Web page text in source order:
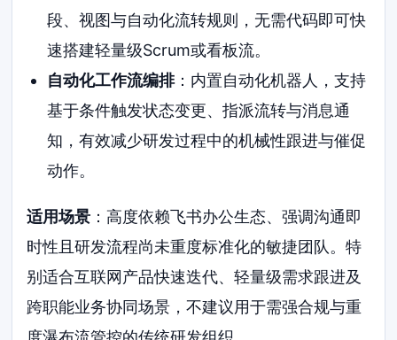
段、视图与自动化流转规则，无需代码即可快
速搭建轻量级Scrum或看板流。
自动化工作流编排：内置自动化机器人，支持
基于条件触发状态变更、指派流转与消息通
知，有效减少研发过程中的机械性跟进与催促
动作。
适用场景 ：高度依赖飞书办公生态、强调沟通即
时性且研发流程尚未重度标准化的敏捷团队。特
别适合互联网产品快速迭代、轻量级需求跟进及
跨职能业务协同场景，不建议用于需强合规与重